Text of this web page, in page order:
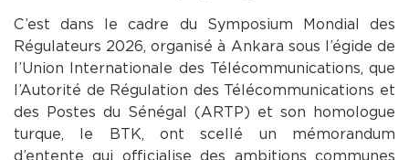
C’est dans le cadre du Symposium Mondial des
Régulateurs 2026, organisé à Ankara sous l’égide de
l’Union Internationale des Télécommunications, que
l’Autorité de Régulation des Télécommunications et
des Postes du Sénégal (ARTP) et son homologue
turque, le BTK, ont scellé un mémorandum
d’entente qui officialise des ambitions communes